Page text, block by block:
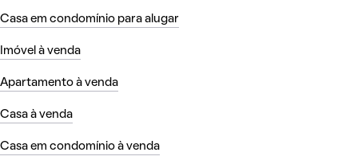
Casa em condomínio para alugar
Imóvel à venda
Apartamento à venda
Casa à venda
Casa em condomínio à venda